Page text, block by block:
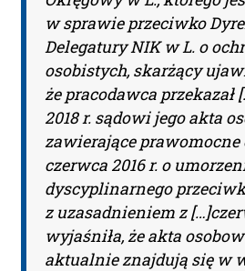
Inspektor Ochrony
Nie musisz podawać
płatniczej.Wystarczy,
formularz a na podany
otrzymasz fakturę VAT
do opłacenia.Ważne:
po zaksięgowaniu
system utworzy
oraz uruchomi
od tego momentu
okres Subskrypcji.
w sprawie przeciwko
Delegatury NIK w L. o
osobistych, skarżący
że pracodawca
2018 r. sądowi jego akta
zawierające prawomocne
czerwca 2016 r. o
dyscyplinarnego
z uzasadnieniem z
wyjaśniła, że akta
aktualnie znajdują się w